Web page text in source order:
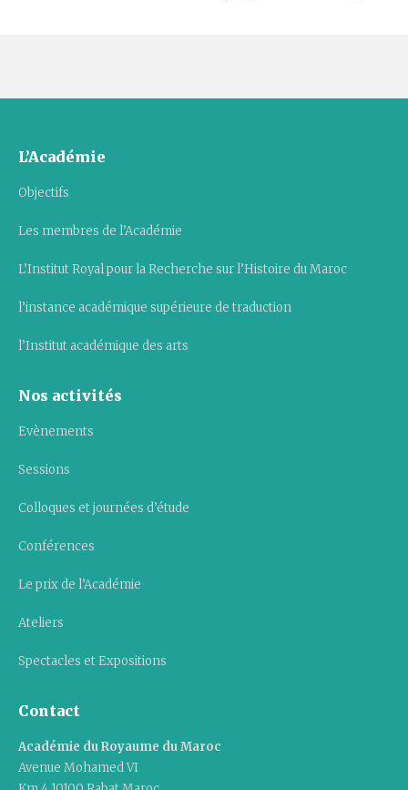
L’Académie
Objectifs
Les membres de l’Académie
L’Institut Royal pour la Recherche sur l’Histoire du Maroc
l’instance académique supérieure de traduction
l’Institut académique des arts
Nos activités
Evènements
Sessions
Colloques et journées d’étude
Conférences
Le prix de l’Académie
Ateliers
Spectacles et Expositions
Contact
Académie du Royaume du Maroc
Avenue Mohamed VI